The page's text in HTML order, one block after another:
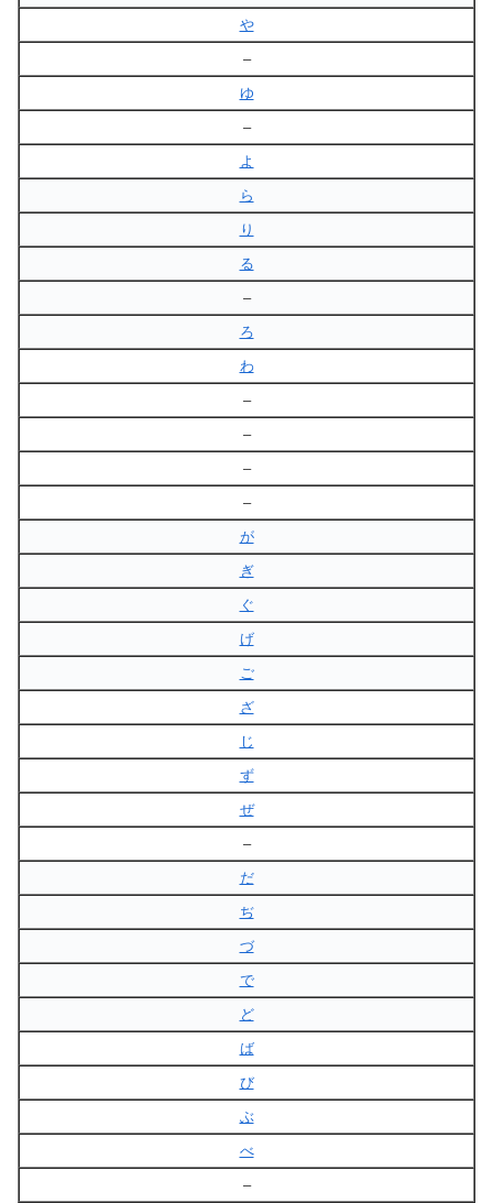
や
–
ゆ
–
よ
ら
り
る
–
ろ
わ
–
–
–
–
が
ぎ
ぐ
げ
ご
ざ
じ
ず
ぜ
–
だ
ぢ
づ
で
ど
ば
び
ぶ
べ
–